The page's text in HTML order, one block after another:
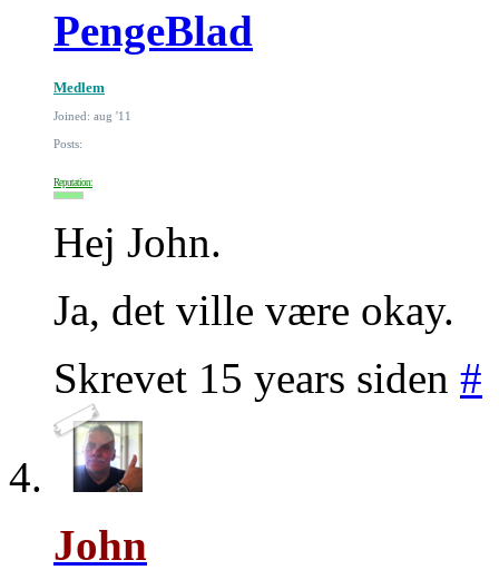
PengeBlad
Medlem
Joined: aug '11
Posts:
Reputation:
Hej John.
Ja, det ville være okay.
Skrevet 15 years siden #
John